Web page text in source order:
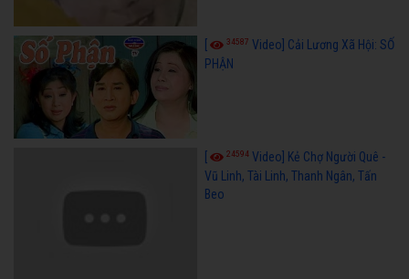
34587 Video] Cải Lương Xã Hội: SỐ
PHẬN
24594 Video] Kẻ Chợ Người Quê -
Vũ Linh, Tài Linh, Thanh Ngân, Tấn
Beo